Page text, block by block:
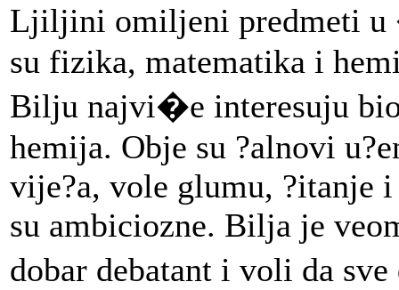
Ljiljini omiljeni predmeti
su fizika, matematika i
Bilju najvi�e interesuju
hemija. Obje su ?alnovi
vije?a, vole glumu, ?itanje i
su ambiciozne. Bilja je
dobar debatant i voli da